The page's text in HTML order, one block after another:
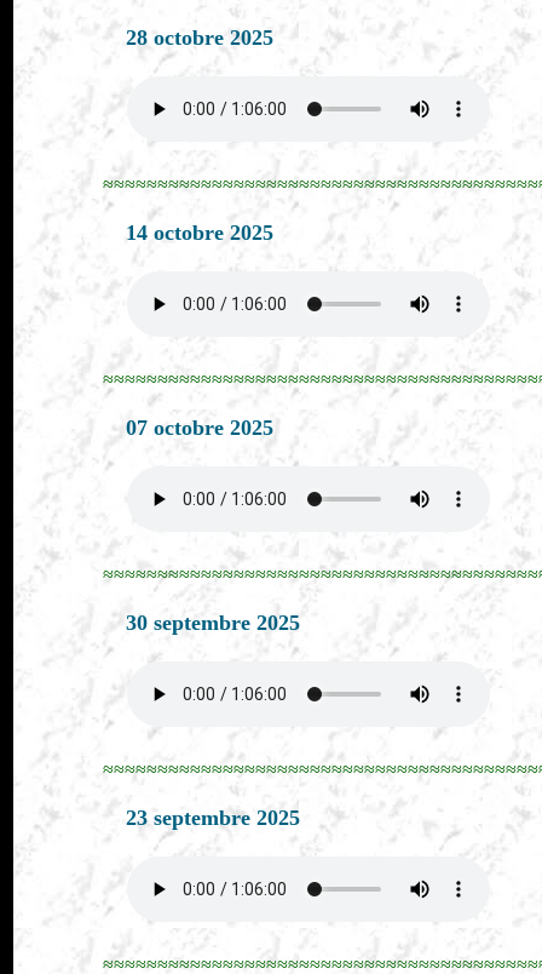
28 octobre 2025
14 octobre 2025
07 octobre 2025
30 septembre 2025
23 septembre 2025